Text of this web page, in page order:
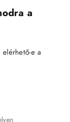
a
e a